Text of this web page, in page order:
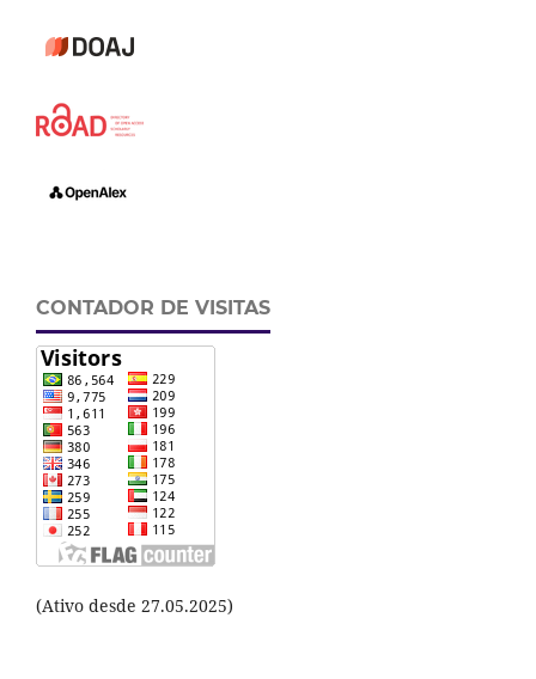
CONTADOR DE VISITAS
(Ativo desde 27.05.2025)